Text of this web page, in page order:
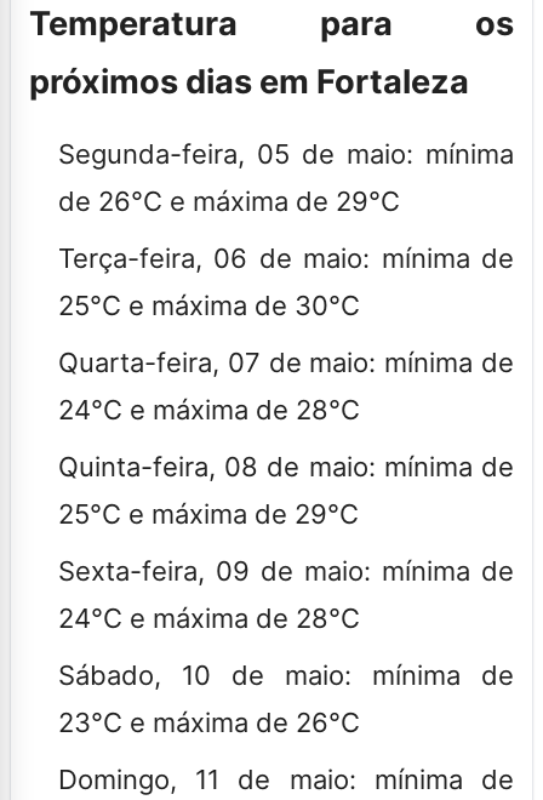
Temperatura para os
próximos dias em Fortaleza
Segunda-feira, 05 de maio: mínima
de 26°C e máxima de 29°C
Terça-feira, 06 de maio: mínima de
25°C e máxima de 30°C
Quarta-feira, 07 de maio: mínima de
24°C e máxima de 28°C
Quinta-feira, 08 de maio: mínima de
25°C e máxima de 29°C
Sexta-feira, 09 de maio: mínima de
24°C e máxima de 28°C
Sábado, 10 de maio: mínima de
23°C e máxima de 26°C
Domingo, 11 de maio: mínima de